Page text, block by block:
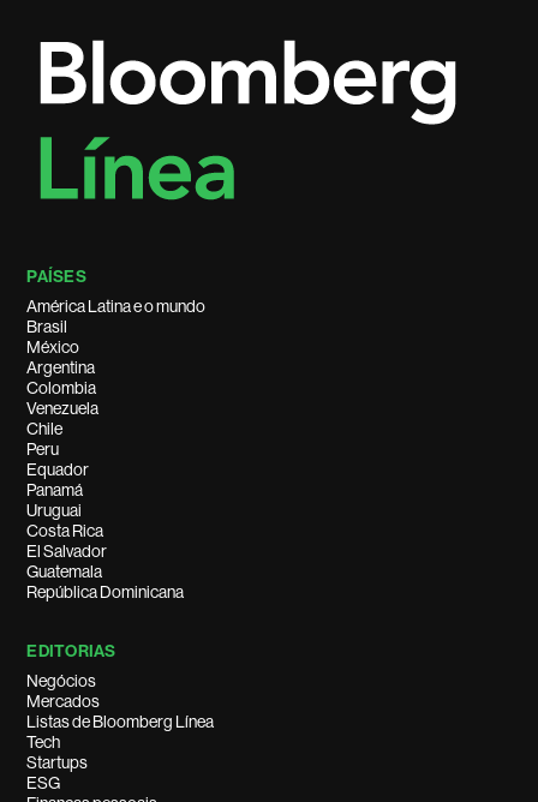
PAÍSES
América Latina e o mundo
Brasil
México
Argentina
Colombia
Venezuela
Chile
Peru
Equador
Panamá
Uruguai
Costa Rica
El Salvador
Guatemala
República Dominicana
EDITORIAS
Negócios
Mercados
Listas de Bloomberg Línea
Tech
Startups
ESG